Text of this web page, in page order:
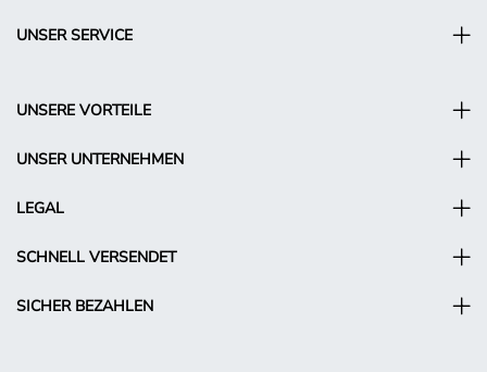
UNSER SERVICE
UNSERE VORTEILE
UNSER UNTERNEHMEN
LEGAL
SCHNELL VERSENDET
SICHER BEZAHLEN